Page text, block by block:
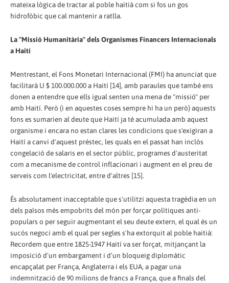
mateixa lògica de tractar al poble haitià com si fos un gos
hidrofòbic que cal mantenir a ratlla.
La "Missió Humanitària" dels Organismes Financers Internacionals
a Haití
Mentrestant, el Fons Monetari Internacional (FMI) ha anunciat que
facilitarà U $ 100.000.000 a Haití [14], amb paraules que també ens
donen a entendre que ells igual senten una mena de "missió" per
amb Haití. Però (i en aquestes coses sempre hi ha un però) aquests
fons es sumarien al deute que Haití ja té acumulada amb aquest
organisme i encara no estan clares les condicions que s'exigiran a
Haití a canvi d'aquest préstec, les quals en el passat han inclòs
congelació de salaris en el sector públic, programes d'austeritat
com a mecanisme de control inflacionari i augment en el preu de
serveis com l'electricitat, entre d'altres [15].
És absolutament inacceptable que s'utilitzi aquesta tragèdia en un
dels països més empobrits del món per forçar polítiques anti-
populars o per seguir augmentant el seu deute extern, el qual és un
sucós negoci amb el qual per segles s'ha extorquit al poble haitià:
Recordem que entre 1825-1947 Haití va ser forçat, mitjançant la
imposició d'un embargament i d'un bloqueig diplomàtic
encapçalat per França, Anglaterra i els EUA, a pagar una
indemnització de 90 milions de francs a França, que a finals del